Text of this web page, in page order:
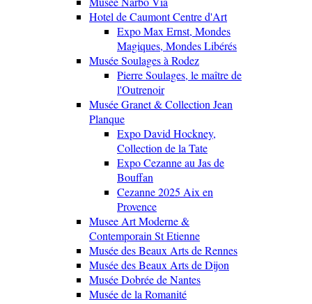
Hotel de Caumont Centre d'Art
Expo Max Ernst, Mondes
Magiques, Mondes Libérés
Musée Soulages à Rodez
Pierre Soulages, le maître de
l'Outrenoir
Musée Granet & Collection Jean
Planque
Expo David Hockney,
Collection de la Tate
Expo Cezanne au Jas de
Bouffan
Cezanne 2025 Aix en
Provence
Musee Art Moderne &
Contemporain St Etienne
Musée des Beaux Arts de Rennes
Musée des Beaux Arts de Dijon
Musée Dobrée de Nantes
Musée de la Romanité